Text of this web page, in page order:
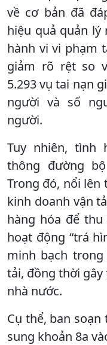
về cơ bản đã
hiệu quả quản lý
hành vi vi phạm
giảm rõ rệt so
5.293 vụ tai nạn
người và số
người.
Tuy nhiên, tình
thông đường
Trong đó, nổi lên
kinh doanh vận
hàng hóa để
hoạt động “trá
minh bạch
tải, đồng thời
nhà nước.
Cụ thể, ban
sung khoản 8a